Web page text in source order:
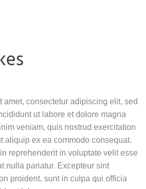
amet, consectetur adipiscing elit, sed
ut labore et dolore magna
veniam, quis nostrud exercitation
aliquip ex ea commodo consequat.
reprehenderit in voluptate velit esse
nulla pariatur. Excepteur sint
proident, sunt in culpa qui officia